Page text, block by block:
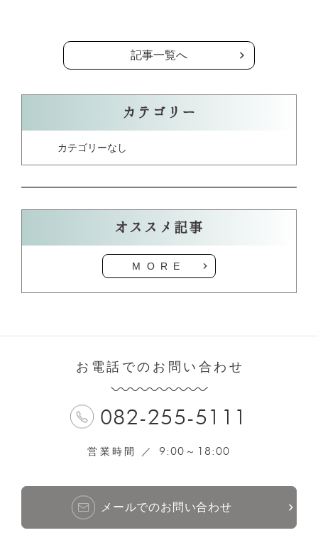
記事一覧へ
カテゴリー
カテゴリーなし
オススメ記事
MORE
お電話でのお問い合わせ
082-255-5111
営業時間 ／ 9:00 ～ 18:00
メールでのお問い合わせ